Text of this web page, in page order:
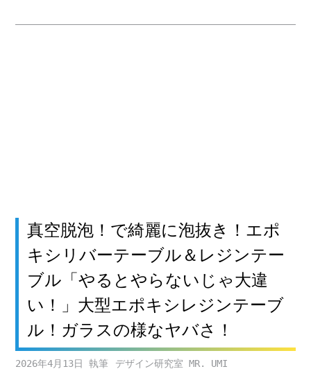
真空脱泡！で綺麗に泡抜き！エポ
キシリバーテーブル＆レジンテー
ブル「やるとやらないじゃ大違
い！」大型エポキシレジンテーブ
ル！ガラスの様なヤバさ！
2026年4月13日 デザイン研究室 MR. UMI